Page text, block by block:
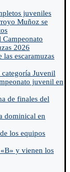
juveniles
Muñoz se
Campeonato
2026
escaramuzas
Juvenil
juvenil en
de finales del
dominical en
los equipos
y vienen los